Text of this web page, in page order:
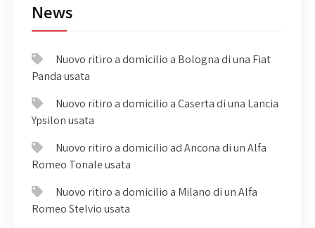
News
Nuovo ritiro a domicilio a Bologna di una Fiat
Panda usata
Nuovo ritiro a domicilio a Caserta di una Lancia
Ypsilon usata
Nuovo ritiro a domicilio ad Ancona di un Alfa
Romeo Tonale usata
Nuovo ritiro a domicilio a Milano di un Alfa
Romeo Stelvio usata